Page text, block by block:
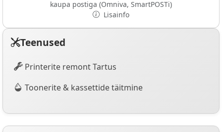
kaupa postiga (Omniva, SmartPOSTi)
Lisainfo
Teenused
Printerite remont Tartus
Toonerite & kassettide täitmine